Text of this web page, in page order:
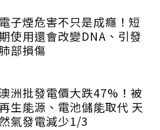
電子煙危害不只是成癮！短
使用還會改變DNA、引發
部損傷
洲批發電價大跌47%！被
生能源、電池儲能取代 天
然氣發電減少1/3